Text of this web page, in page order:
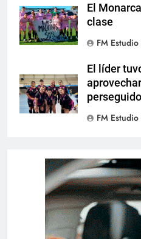
El
clase
FM Estudio
El líder
FM Estudio